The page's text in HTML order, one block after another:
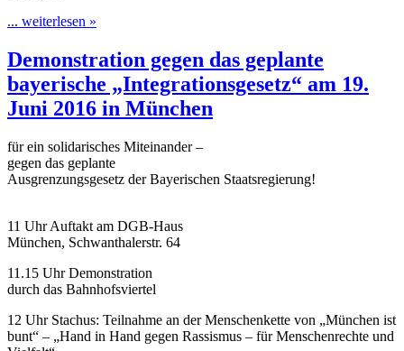
... weiterlesen »
Demonstration gegen das geplante
bayerische „Integrationsgesetz“ am 19.
Juni 2016 in München
für ein solidarisches Miteinander –
gegen das geplante
Ausgrenzungsgesetz der Bayerischen Staatsregierung!
11 Uhr Auftakt am DGB-Haus
München, Schwanthalerstr. 64
11.15 Uhr Demonstration
durch das Bahnhofsviertel
12 Uhr Stachus: Teilnahme an der Menschenkette von „München ist
bunt“ – „Hand in Hand gegen Rassismus – für Menschenrechte und